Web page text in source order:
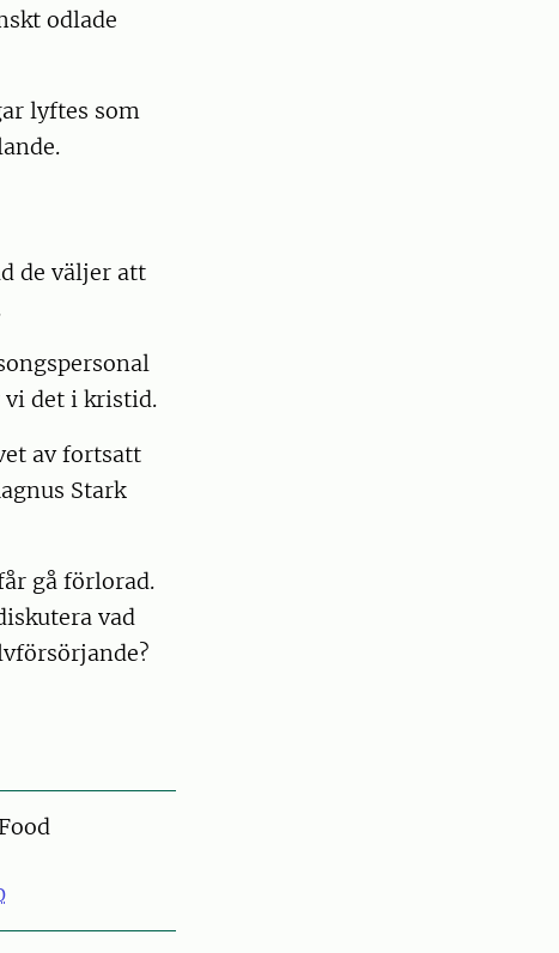
odlade
lyftes som
de väljer att
vi det i kristid.
av fortsatt
Stark
gå förlorad.
vad